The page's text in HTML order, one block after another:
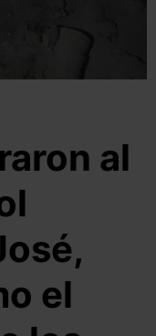
al
el